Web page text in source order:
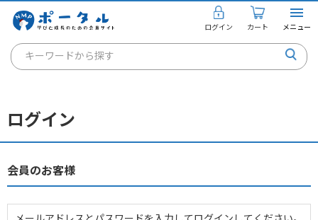
ログイン カート メニュー
キーワードから探す
通信講座
講座を探す
ログイン
会員のお客様